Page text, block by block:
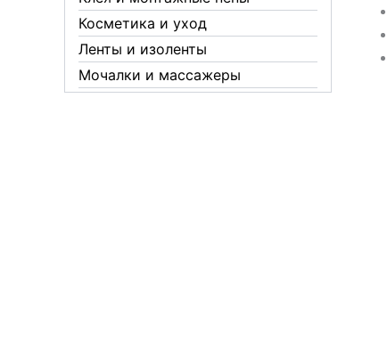
Косметика и уход
Ленты и изоленты
Мочалки и массажеры